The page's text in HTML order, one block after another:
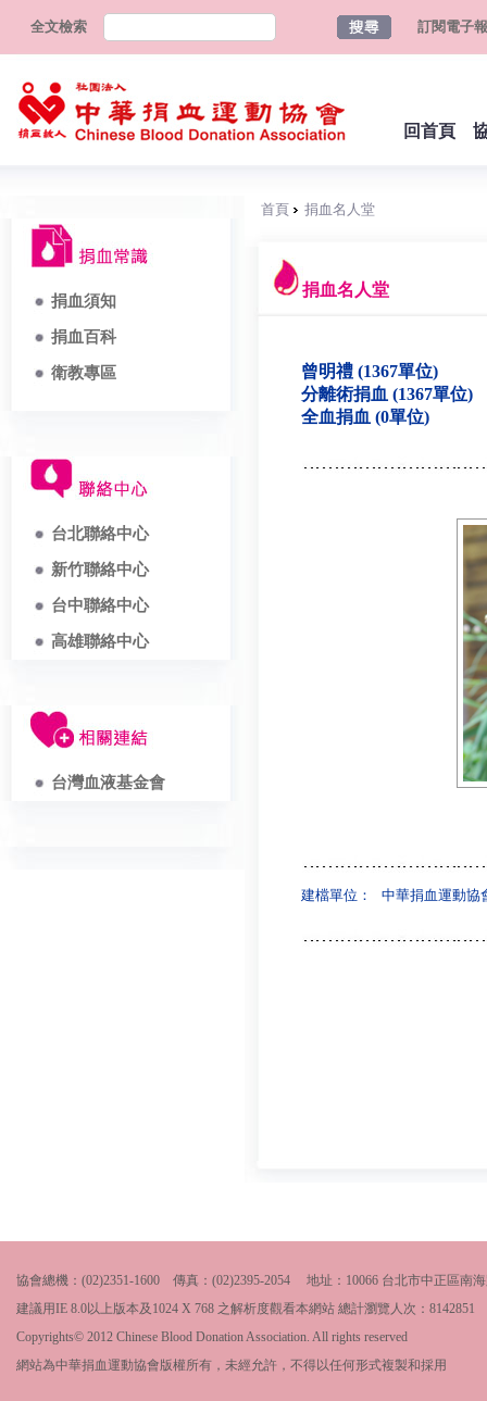
全文檢索 訂閱電子報
回首頁
捐血須知
捐血百科
衛教專區
台北聯絡中心
新竹聯絡中心
台中聯絡中心
高雄聯絡中心
台灣血液基金會
首頁 捐血名人堂
捐血名人堂
曾明禮 (1367單位)
分離術捐血 (1367單位)
全血捐血 (0單位)
建檔單位： 中華捐血運動協
協會總機：(02)2351-1600 傳真：(02)2395-2054 地址：10066 台北市中正區南
建議用IE 8.0以上版本及1024 X 768 之解析度觀看本網站 總計瀏覽人次： 8142851
Copyrights© 2012 Chinese Blood Donation Association. All rights reserved
網站為中華捐血運動協會版權所有，未經允許，不得以任何形式複製和採用